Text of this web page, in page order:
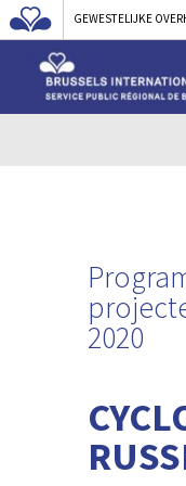
GEWESTELIJKE
2020